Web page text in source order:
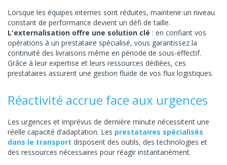
Lorsque les équipes internes sont réduites, maintenir un niveau
constant de performance devient un défi de taille.
L'externalisation offre une solution clé : en confiant vos
opérations à un prestataire spécialisé, vous garantissez la
continuité des livraisons même en période de sous-effectif.
Grâce à leur expertise et leurs ressources dédiées, ces
prestataires assurent une gestion fluide de vos flux logistiques.
Réactivité accrue face aux urgences
Les urgences et imprévus de dernière minute nécessitent une
réelle capacité d’adaptation. Les prestataires spécialisés
dans le transport disposent des outils, des technologies et
des ressources nécessaires pour réagir instantanément.